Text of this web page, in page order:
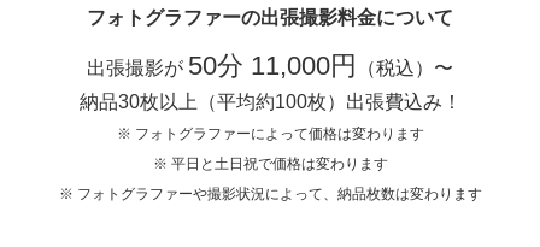
フォトグラファーの出張撮影料金について
出張撮影が 50分 11,000円
（税込）〜
納品30枚以上（平均約100枚）出張費込み！
※ フォトグラファーによって価格は変わります
※ 平日と土日祝で価格は変わります
※ フォトグラファーや撮影状況によって、納品枚数は変わります